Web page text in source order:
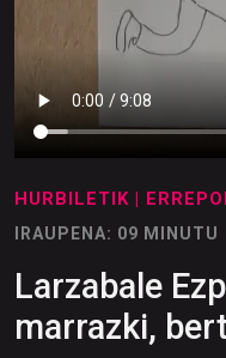
HURBILETIK |
IRAUPENA: 09 MINUTU
Larzabale
marrazki,